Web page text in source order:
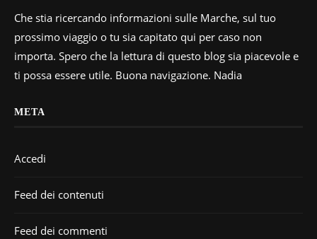
Che stia ricercando informazioni sulle Marche, sul tuo
prossimo viaggio o tu sia capitato qui per caso non
importa. Spero che la lettura di questo blog sia piacevole e
ti possa essere utile. Buona navigazione. Nadia
META
Accedi
Feed dei contenuti
Feed dei commenti